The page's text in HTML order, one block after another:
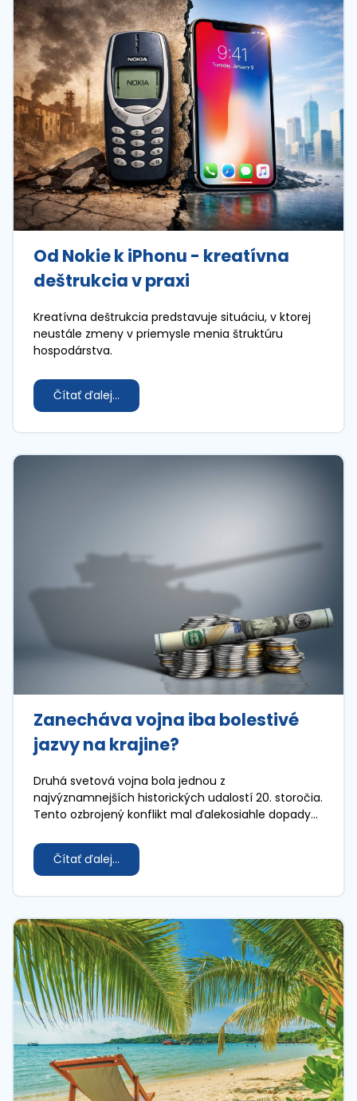
Od Nokie k iPhonu - kreatívna
deštrukcia v praxi
Kreatívna deštrukcia predstavuje situáciu, v ktorej
neustále zmeny v priemysle menia štruktúru
hospodárstva.
Čítať ďalej...
Zanecháva vojna iba bolestivé
jazvy na krajine?
Druhá svetová vojna bola jednou z
najvýznamnejších historických udalostí 20. storočia.
Tento ozbrojený konflikt mal ďalekosiahle dopady
Čítať ďalej...